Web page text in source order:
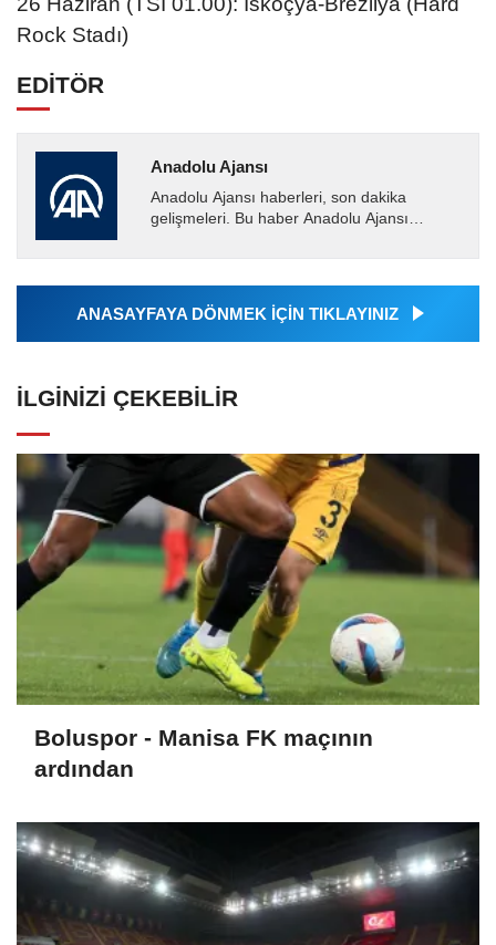
Rock Stadı)
EDİTÖR
Anadolu Ajansı
Anadolu Ajansı haberleri, son dakika
gelişmeleri. Bu haber Anadolu Ajansı
tarafından geçilen tüm...
ANASAYFAYA DÖNMEK İÇİN TIKLAYINIZ
İLGINIZI ÇEKEBILIR
Boluspor - Manisa FK maçının
ardından